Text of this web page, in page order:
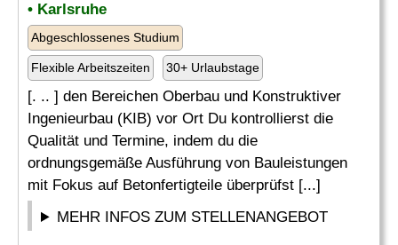
• Karlsruhe
Abgeschlossenes Studium
Flexible Arbeitszeiten 30+ Urlaubstage
[. .. ] den Bereichen Oberbau und Konstruktiver
Ingenieurbau (KIB) vor Ort Du kontrollierst die
Qualität und Termine, indem du die
ordnungsgemäße Ausführung von Bauleistungen
mit Fokus auf Betonfertigteile überprüfst [...]
MEHR INFOS ZUM STELLENANGEBOT